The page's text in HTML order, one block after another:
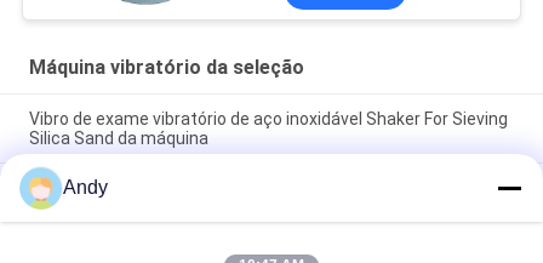
Máquina vibratório da seleção
Vibro de exame vibratório de aço inoxidável Shaker For Sieving
Silica Sand da máquina
Máquina de triagem vibratória que utiliza movimento de
material com padrão espiral na superfície da tela para
separação de materiais finos e grossos
Andy